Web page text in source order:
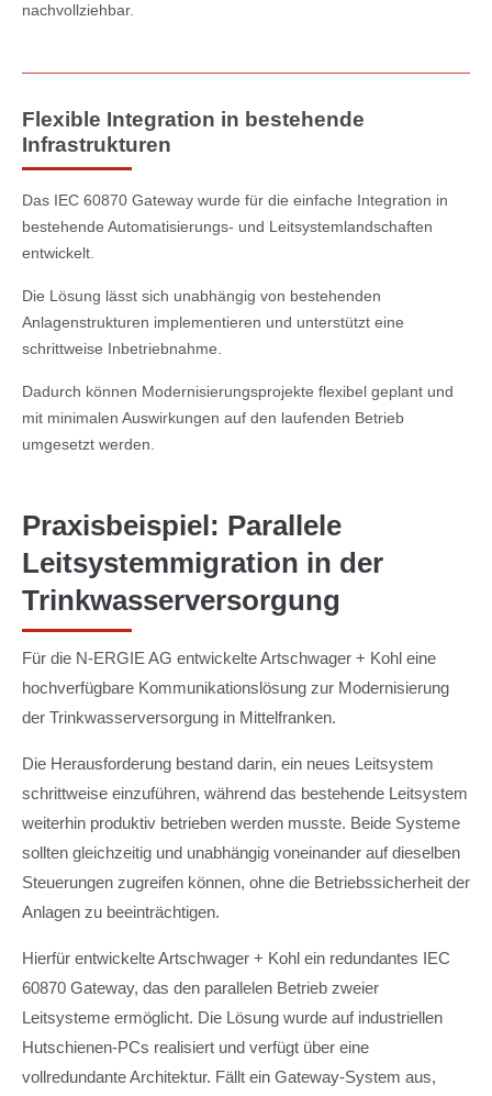
nachvollziehbar.
Flexible Integration in bestehende
Infrastrukturen
Das IEC 60870 Gateway wurde für die einfache Integration in
bestehende Automatisierungs- und Leitsystemlandschaften
entwickelt.
Die Lösung lässt sich unabhängig von bestehenden
Anlagenstrukturen implementieren und unterstützt eine
schrittweise Inbetriebnahme.
Dadurch können Modernisierungsprojekte flexibel geplant und
mit minimalen Auswirkungen auf den laufenden Betrieb
umgesetzt werden.
Praxisbeispiel: Parallele
Leitsystemmigration in der
Trinkwasserversorgung
Für die N-ERGIE AG entwickelte Artschwager + Kohl eine
hochverfügbare Kommunikationslösung zur Modernisierung
der Trinkwasserversorgung in Mittelfranken.
Die Herausforderung bestand darin, ein neues Leitsystem
schrittweise einzuführen, während das bestehende Leitsystem
weiterhin produktiv betrieben werden musste. Beide Systeme
sollten gleichzeitig und unabhängig voneinander auf dieselben
Steuerungen zugreifen können, ohne die Betriebssicherheit der
Anlagen zu beeinträchtigen.
Hierfür entwickelte Artschwager + Kohl ein redundantes IEC
60870 Gateway, das den parallelen Betrieb zweier
Leitsysteme ermöglicht. Die Lösung wurde auf industriellen
Hutschienen-PCs realisiert und verfügt über eine
vollredundante Architektur. Fällt ein Gateway-System aus,